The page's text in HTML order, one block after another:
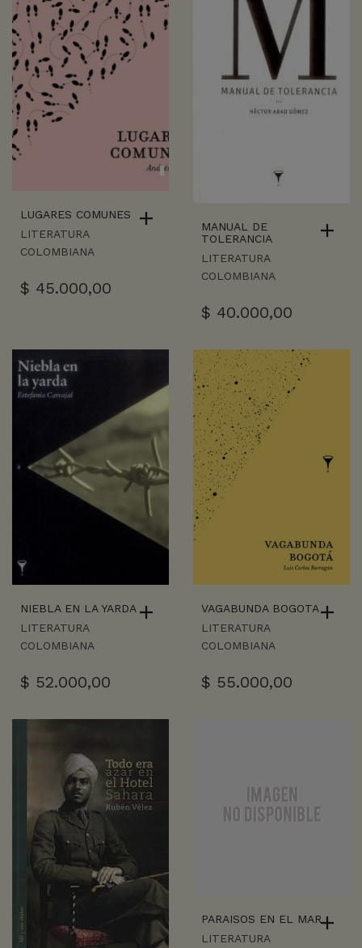
LUGARES COMUNES
LITERATURA
COLOMBIANA
$ 45.000,00
MANUAL DE
TOLERANCIA
LITERATURA
COLOMBIANA
$ 40.000,00
NIEBLA EN LA YARDA
LITERATURA
COLOMBIANA
$ 52.000,00
VAGABUNDA BOGOTA
LITERATURA
COLOMBIANA
$ 55.000,00
PARAISOS EN EL MAR
LITERATURA